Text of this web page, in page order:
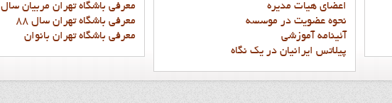
معرفي باشگاه تهران مربيان سال 85 و87
معرفي باشگاه تهران سال 88
معرفي باشگاه تهران بانوان
اعضاي هيات مديره
نحوه عضويت در موسسه
آئينامه آموزشي
پيلاتس ايرانيان در يک نگاه